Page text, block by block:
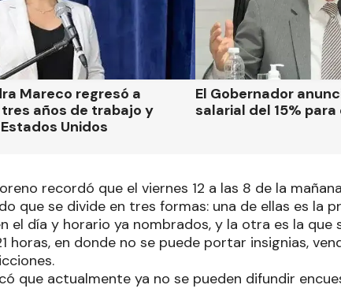
Mareco regresó a
años de trabajo y
Unidos
El Gobernador
salarial del 15%
recordó que el viernes 12 a las 8 de la
que se divide en tres formas: una de ellas es la
el día y horario ya nombrados, y la otra es la que
horas, en donde no se puede portar insignias,
que actualmente ya no se pueden difundir